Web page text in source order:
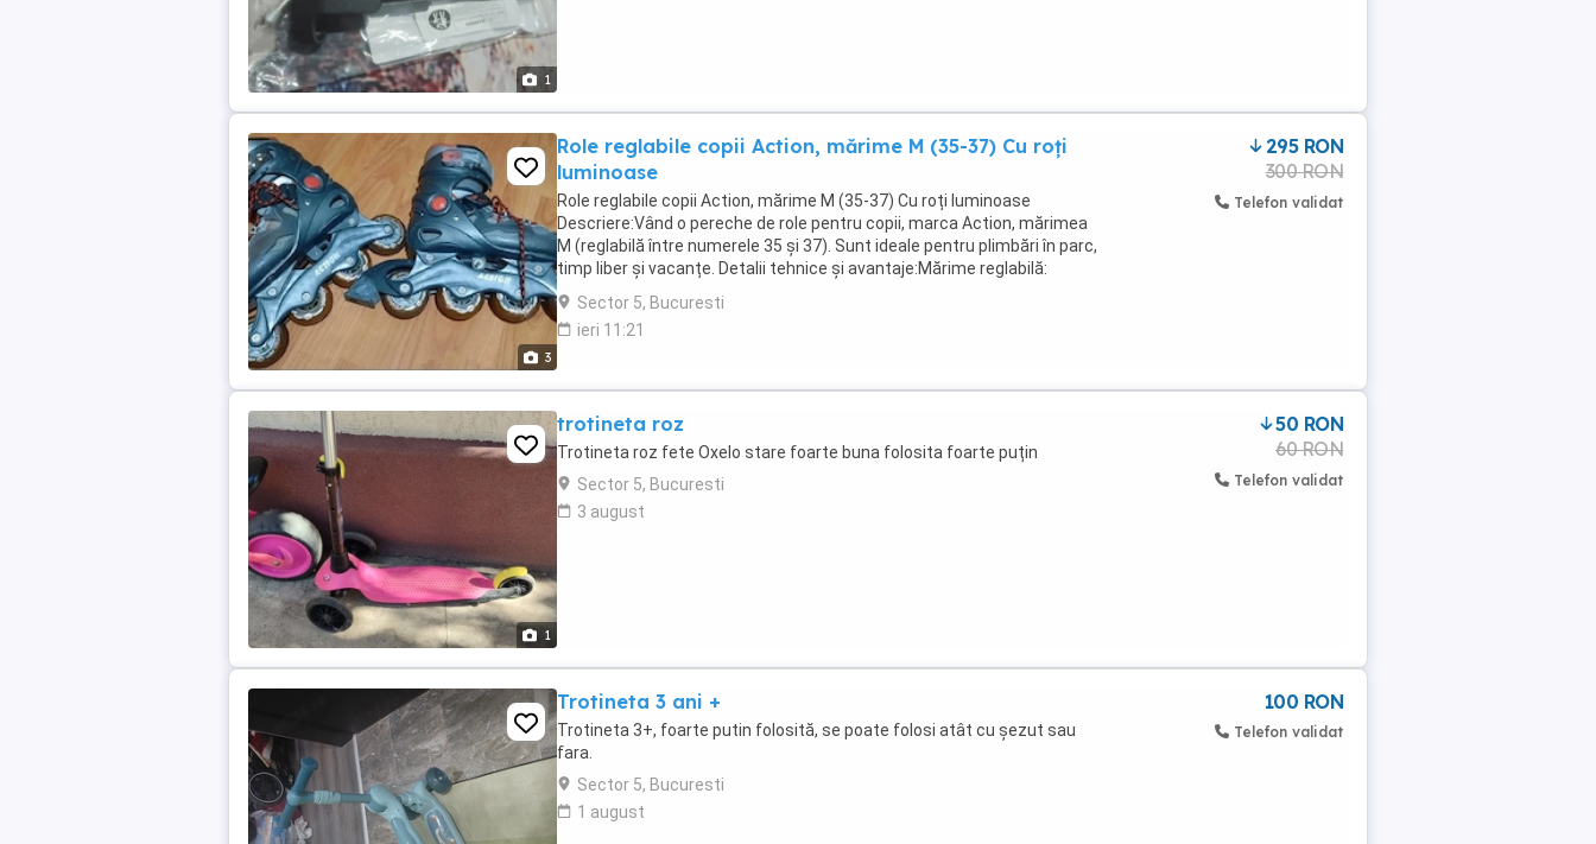
1
3
Role reglabile copii Action, mărime M (35-37) Cu roți
luminoase
Role reglabile copii Action, mărime M (35-37) Cu roți luminoase
Descriere:Vând o pereche de role pentru copii, marca Action, mărimea
M (reglabilă între numerele 35 și 37). Sunt ideale pentru plimbări în parc,
timp liber și vacanțe. Detalii tehnice și avantaje:Mărime reglabilă:
Gheata se extinde de ...
Sector 5, Bucuresti
ieri 11:21
295 RON
300 RON
Telefon validat
1
trotineta roz
Trotineta roz fete Oxelo stare foarte buna folosita foarte puțin
Sector 5, Bucuresti
3 august
50 RON
60 RON
Telefon validat
Trotineta 3 ani +
Trotineta 3+, foarte putin folosită, se poate folosi atât cu șezut sau
fara.
Sector 5, Bucuresti
1 august
100 RON
Telefon validat